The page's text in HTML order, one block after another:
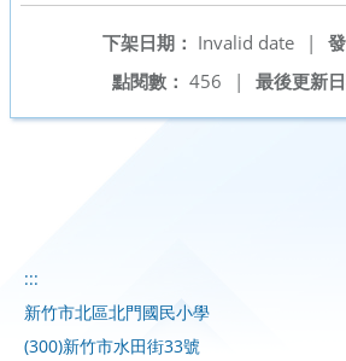
下架日期： Invalid date
|
最後更新日
點閱數： 456 |
:::
新竹市北區北門國民小學
(300)新竹市水田街33號